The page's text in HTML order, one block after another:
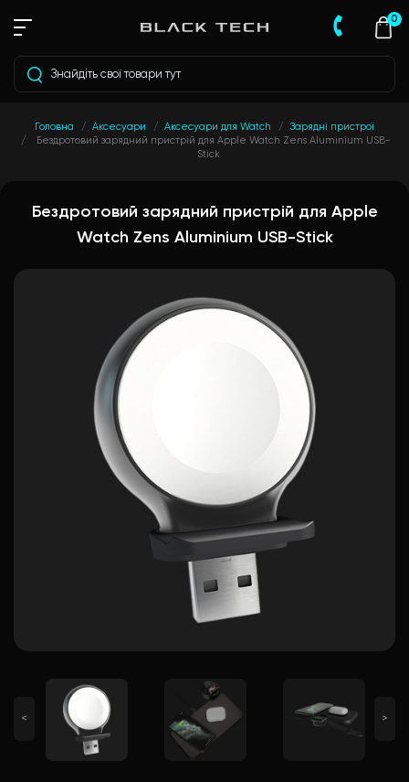
0
Головна Аксесуари Аксесуари для Watch
Зарядні пристрої
Бездротовий зарядний пристрій для Apple Watch Zens Aluminium USB-
Stick
Бездротовий зарядний пристрій для Apple
Watch Zens Aluminium USB-Stick
< >